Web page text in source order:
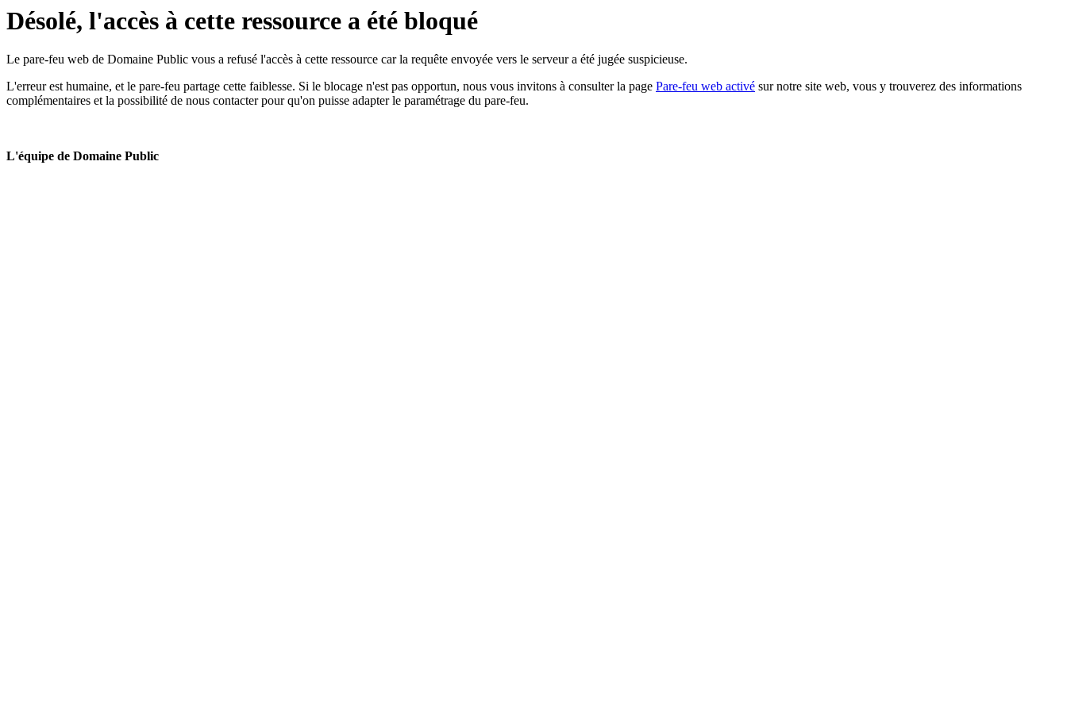
Désolé, l'accès à cette ressource a été bloqué
Le pare-feu web de Domaine Public vous a refusé l'accès à cette ressource car la requête envoyée vers le serveur a été jugée suspicieuse.
L'erreur est humaine, et le pare-feu partage cette faiblesse. Si le blocage n'est pas opportun, nous vous invitons à consulter la page Pare-feu web activé sur notre site web, vous y trouverez des informations
complémentaires et la possibilité de nous contacter pour qu'on puisse adapter le paramétrage du pare-feu.
L'équipe de Domaine Public